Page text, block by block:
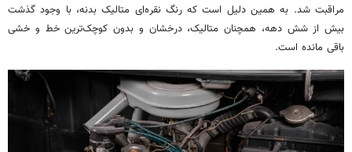
مراقبت شد. به همین دلیل است که رنگ نقره‌ای متالیک بدنه، با وجود گذشت
بیش از شش دهه، همچنان متالیک، درخشان و بدون کوچک‌ترین خط و خشی
باقی مانده است.